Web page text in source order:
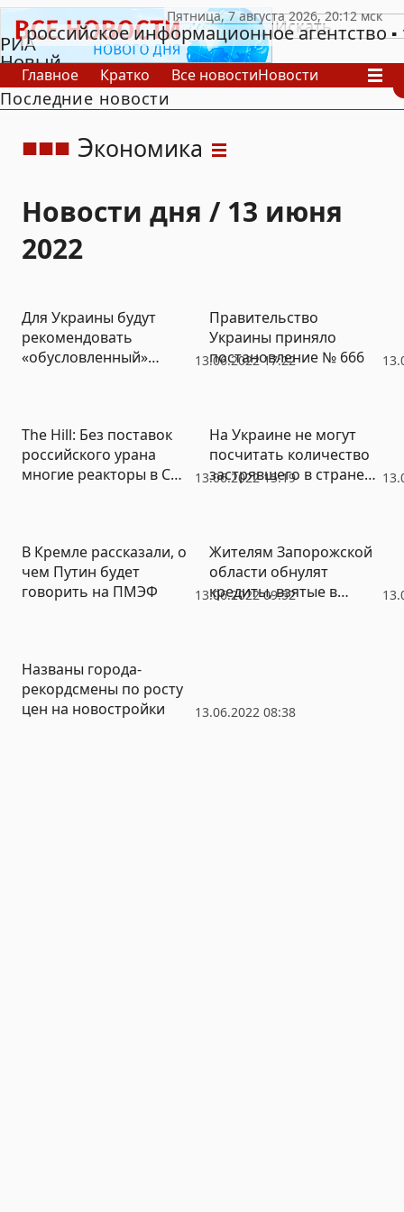
РИА
Новый
День
российское информационное агентство
Главное Кратко Все новостиНовости
В России
В мире
Последние новости
Экономика
Новости дня / 13 июня
2022
13.06.2022 17:22
Для Украины будут
рекомендовать
«обусловленный»
Правительство
Украины приняло
постановление № 666
13.06.2022 15:19
The Hill: Без поставок
российского урана
многие реакторы в США
На Украине не могут
посчитать количество
застрявшего в стране
13.06.2022 09:52
В Кремле рассказали, о
чем Путин будет
говорить на ПМЭФ
Жителям Запорожской
области обнулят
кредиты, взятые в
13.06.2022 08:38
Названы города-
рекордсмены по росту
цен на новостройки